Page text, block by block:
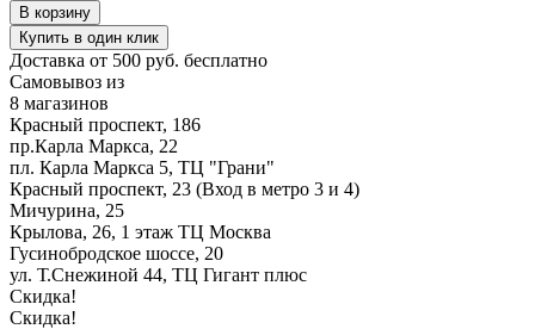
В корзину
Купить в один клик
Доставка от 500 руб. бесплатно
Самовывоз из
8 магазинов
Красный проспект, 186
пр.Карла Маркса, 22
пл. Карла Маркса 5, ТЦ "Грани"
Красный проспект, 23 (Вход в метро 3 и 4)
Мичурина, 25
Крылова, 26, 1 этаж ТЦ Москва
Гусинобродское шоссе, 20
ул. Т.Снежиной 44, ТЦ Гигант плюс
Скидка!
Скидка!